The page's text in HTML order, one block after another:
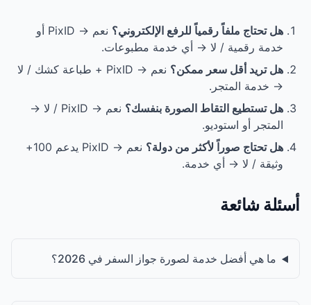
للرفع الإلكتروني؟
نعم → PixID أو
→ أي خدمة مطبوعات.
ممكن؟
نعم → PixID + طباعة كشك / لا
الصورة بنفسك؟
نعم → PixID / لا →
من دولة؟
نعم → PixID يدعم 100+
خدمة.
لصورة جواز السفر في 2026؟